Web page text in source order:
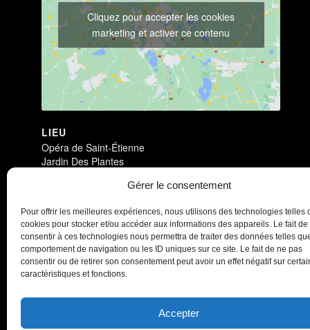
Gérer le consentement
Pour offrir les meilleures expériences, nous utilisons des technologies telles
cookies pour stocker et/ou accéder aux informations des appareils. Le fait de
consentir à ces technologies nous permettra de traiter des données telles
comportement de navigation ou les ID uniques sur ce site. Le fait de ne pas
consentir ou de retirer son consentement peut avoir un effet négatif sur
caractéristiques et fonctions.
Accepter
LIEU
Opéra de Saint-Étienne
Jardin Des Plantes
42000 + Google Map
Cliquez pour accepter les cookies
marketing et activer ce contenu
Antichambre Antichambre